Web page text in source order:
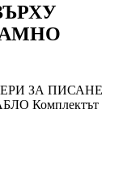
ЗА ПИСАНЕ
Комплектът